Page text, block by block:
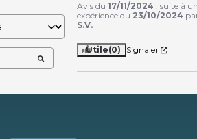
Avis du17/11/2024 , suite à
expérience du 23/10/2024
S.V.
Utile(0) Signaler